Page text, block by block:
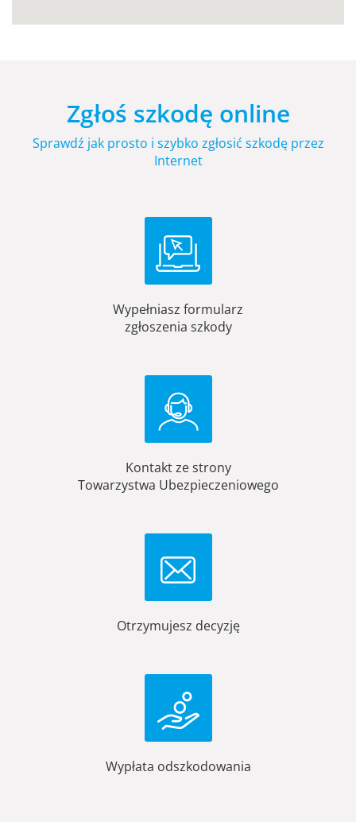
Zgłoś szkodę online
Sprawdź jak prosto i szybko zgłosić szkodę przez
Internet
Wypełniasz formularz
zgłoszenia szkody
Kontakt ze strony
Towarzystwa Ubezpieczeniowego
Otrzymujesz decyzję
Wypłata odszkodowania